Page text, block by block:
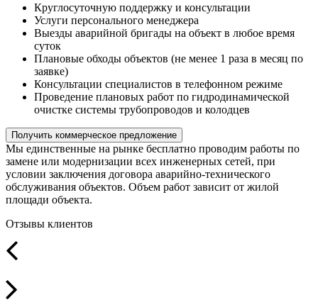
Круглосуточную поддержку и консультации
Услуги персонального менеджера
Выезды аварийной бригады на объект в любое время
суток
Плановые обходы объектов (не менее 1 раза в месяц по
заявке)
Консультации специалистов в телефонном режиме
Проведение плановых работ по гидродинамической
очистке системы трубопроводов и колодцев
Получить коммерческое предложение
Мы единственные на рынке бесплатно проводим работы по
замене или модернизации всех инженерных сетей, при
условии заключения договора аварийно-технического
обслуживания объектов. Объем работ зависит от жилой
площади объекта.
Отзывы клиентов